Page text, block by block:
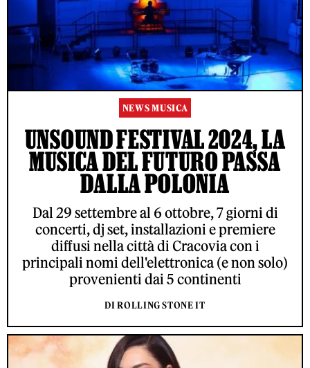
NEWS MUSICA
UNSOUND FESTIVAL 2024, LA
MUSICA DEL FUTURO PASSA
DALLA POLONIA
Dal 29 settembre al 6 ottobre, 7 giorni di
concerti, dj set, installazioni e premiere
diffusi nella città di Cracovia con i
principali nomi dell'elettronica (e non solo)
provenienti dai 5 continenti
DI ROLLING STONE IT